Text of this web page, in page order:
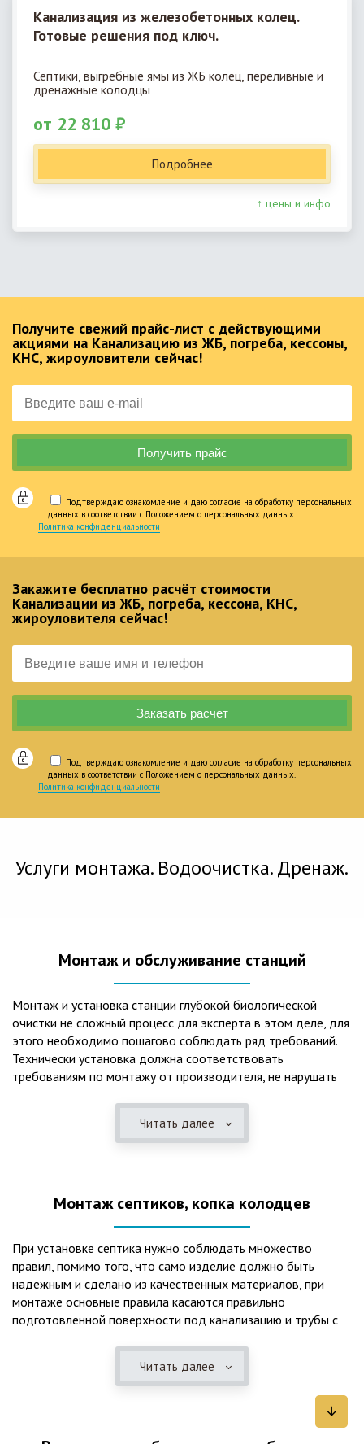
Канализация из железобетонных колец.
Готовые решения под ключ.
Септики, выгребные ямы из ЖБ колец, переливные и
дренажные колодцы
от 22 810 ₽
Подробнее
↑ цены и инфо
Получите свежий прайс-лист с действующими
акциями на Канализацию из ЖБ, погреба, кессоны,
КНС, жироуловители сейчас!
Подтверждаю ознакомление и даю согласие на обработку персональных
данных в соответствии с Положением о персональных данных.
Политика конфиденциальности
Закажите бесплатно расчёт стоимости
Канализации из ЖБ, погреба, кессона, КНС,
жироуловителя сейчас!
Подтверждаю ознакомление и даю согласие на обработку персональных
данных в соответствии с Положением о персональных данных.
Политика конфиденциальности
Услуги монтажа. Водоочистка. Дренаж.
Монтаж и обслуживание станций
Монтаж и установка станции глубокой биологической
очистки не сложный процесс для эксперта в этом деле, для
этого необходимо пошагово соблюдать ряд требований.
Технически установка должна соответствовать
требованиям по монтажу от производителя, не нарушать
представления о требованиях ПУЭ, ведь не качественный
монтаж может привезти не только к выходу из строя
вод – самый эффективный способ из всех существующих
оборудования вода может применяться для хозяйственных
нужд и полива огорода, а остатки ила при чистке могут
стать эффективным удобрением. Нет необходимости
тратить средства на ассенизаторскую машину. Системы
монтируются при минимуме земляных работ, без грязи и
заезда крупной техники, даже при очень высоком уровне
грунтовых вод. Служат до 50 и более лет при уникальной
необходимо удалять ил, самостоятельно или с помощью
Читать далее
Монтаж септиков, копка колодцев
При установке септика нужно соблюдать множество
правил, помимо того, что само изделие должно быть
надежным и сделано из качественных материалов, при
монтаже основные правила касаются правильно
подготовленной поверхности под канализацию и трубы с
Мы установим Вам емкости для фильтрации и отстаивания
сточных вод по технологиям, не приводящим к загрязнению
Читать далее